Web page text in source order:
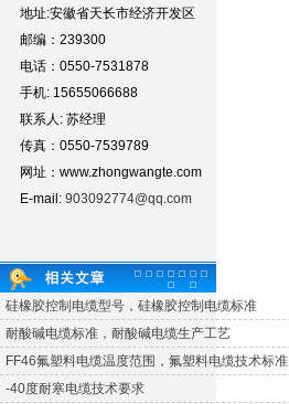
地址:安徽省天长市经济开发区
邮编：239300
电话：0550-7531878
手机: 15655066688
联系人: 苏经理
传真：0550-7539789
网址：www.zhongwangte.com
E-mail: 903092774@qq.com
硅橡胶控制电缆型号，硅橡胶控制电缆标准
耐酸碱电缆标准，耐酸碱电缆生产工艺
FF46氟塑料电缆温度范围，氟塑料电缆技术标准
-40度耐寒电缆技术要求